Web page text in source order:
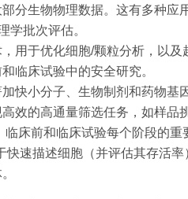
分生物物理数据。这有多种应
学批次评估。
用于优化细胞/颗粒分析，以
临床试验中的安全研究。
快小分子、生物制剂和药物基
效的高通量筛选任务，如样品
临床前和临床试验每个阶段的
快速描述细胞（并评估其存活